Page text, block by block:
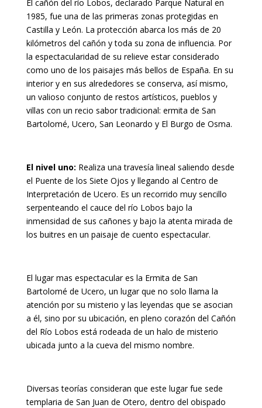
El cañón del río Lobos, declarado Parque Natural en
1985, fue una de las primeras zonas protegidas en
Castilla y León. La protección abarca los más de 20
kilómetros del cañón y toda su zona de influencia. Por
la espectacularidad de su relieve estar considerado
como uno de los paisajes más bellos de España. En su
interior y en sus alrededores se conserva, así mismo,
un valioso conjunto de restos artísticos, pueblos y
villas con un recio sabor tradicional: ermita de San
Bartolomé, Ucero, San Leonardo y El Burgo de Osma.
El nivel uno: Realiza una travesía lineal saliendo desde
el Puente de los Siete Ojos y llegando al Centro de
Interpretación de Ucero. Es un recorrido muy sencillo
serpenteando el cauce del río Lobos bajo la
inmensidad de sus cañones y bajo la atenta mirada de
los buitres en un paisaje de cuento espectacular.
El lugar mas espectacular es la Ermita de San
Bartolomé de Ucero, un lugar que no solo llama la
atención por su misterio y las leyendas que se asocian
a él, sino por su ubicación, en pleno corazón del Cañón
del Río Lobos está rodeada de un halo de misterio
ubicada junto a la cueva del mismo nombre.
Diversas teorías consideran que este lugar fue sede
templaria de San Juan de Otero, dentro del obispado